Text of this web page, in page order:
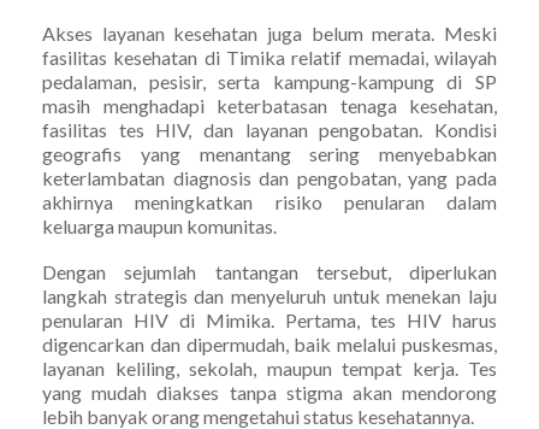
Akses layanan kesehatan juga belum merata. Meski
fasilitas kesehatan di Timika relatif memadai, wilayah
pedalaman, pesisir, serta kampung-kampung di SP
masih menghadapi keterbatasan tenaga kesehatan,
fasilitas tes HIV, dan layanan pengobatan. Kondisi
geografis yang menantang sering menyebabkan
keterlambatan diagnosis dan pengobatan, yang pada
akhirnya meningkatkan risiko penularan dalam
keluarga maupun komunitas.
Dengan sejumlah tantangan tersebut, diperlukan
langkah strategis dan menyeluruh untuk menekan laju
penularan HIV di Mimika. Pertama, tes HIV harus
digencarkan dan dipermudah, baik melalui puskesmas,
layanan keliling, sekolah, maupun tempat kerja. Tes
yang mudah diakses tanpa stigma akan mendorong
lebih banyak orang mengetahui status kesehatannya.